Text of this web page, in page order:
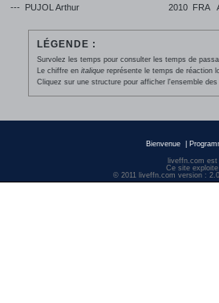
---
PUJOL Arthur 2010 FRA
LÉGENDE :
Survolez les temps pour consulter les temps de
Le chiffre en italiquereprésente le temps de réaction
Cliquez sur une structure pour afficher l'ensemble
Bienvenue
liveffn.com
Ce site
© 2011 liveffn.com version :